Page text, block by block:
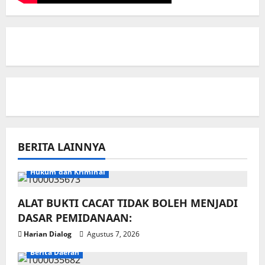
BERITA LAINNYA
Hukum dan Kriminal
ALAT BUKTI CACAT TIDAK BOLEH MENJADI
DASAR PEMIDANAAN:
Harian Dialog
Agustus 7, 2026
Berita Daerah